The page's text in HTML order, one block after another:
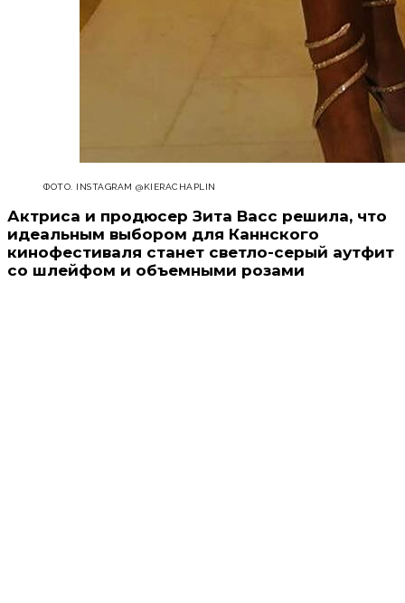
ФОТО. INSTAGRAM @KIERACHAPLIN
Актриса и продюсер Зита Васс решила, что
идеальным выбором для Каннского
кинофестиваля станет светло-серый аутфит
со шлейфом и объемными розами